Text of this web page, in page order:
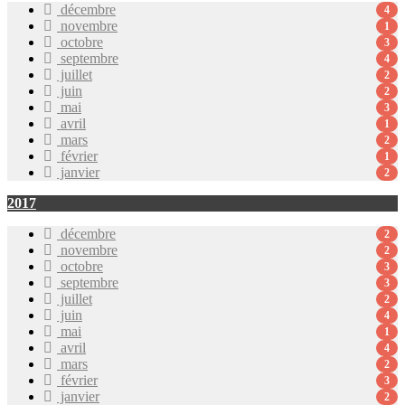
décembre
4
novembre 1
octobre 3
septembre 4
juillet 2
juin 2
mai 3
avril 1
mars 2
février 1
janvier 2
2017
décembre
2
novembre 2
octobre 3
septembre 3
juillet 2
juin 4
mai 1
avril 4
mars 2
février 3
janvier 2